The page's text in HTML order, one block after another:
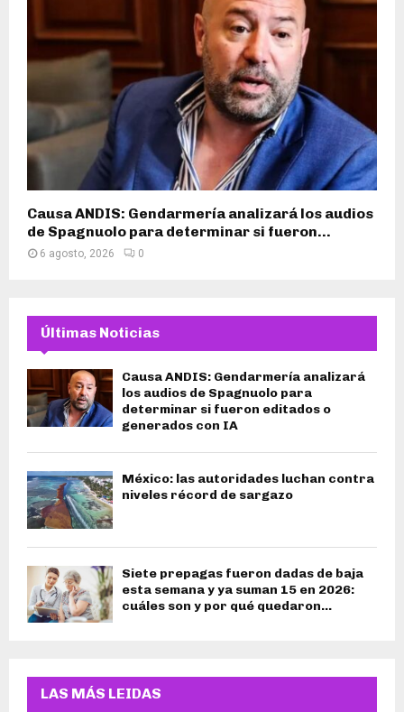
Causa ANDIS: Gendarmería analizará los audios
de Spagnuolo para determinar si fueron...
6 agosto, 2026 0
Últimas Noticias
Causa ANDIS: Gendarmería analizará
los audios de Spagnuolo para
determinar si fueron editados o
generados con IA
México: las autoridades luchan contra
niveles récord de sargazo
Siete prepagas fueron dadas de baja
esta semana y ya suman 15 en 2026:
cuáles son y por qué quedaron...
LAS MÁS LEIDAS